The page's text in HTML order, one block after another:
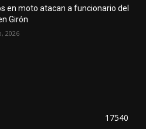
en moto atacan a funcionario del
Girón
2026
17540